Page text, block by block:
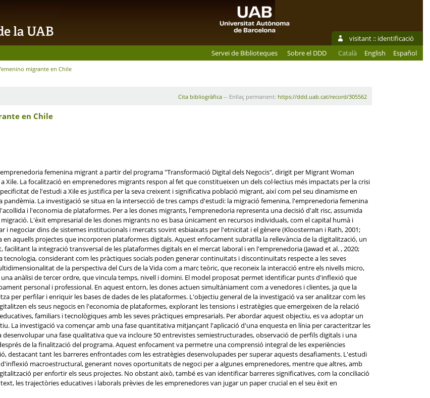
visitant :: identificació
Servei de Biblioteques Sobre el DDD Català English Español
migrante en Chile
Cita bibliogràfica-- Enllaç permanent: https://ddd.uab.cat/record/305562
en Chile
femenina migrant a partir del programa "Transformació Digital dels Negocis", dirigit per Migrant Woman
La focalització en emprenedores migrants respon al fet que constitueixen un dels col·lectius més impactats per la crisi
de l'estudi a Xile es justifica per la seva creixent i significativa població migrant, així com pel seu dinamisme en
La investigació se situa en la intersecció de tres camps d'estudi: la migració femenina, l'emprenedoria femenina
i l'economia de plataformes. Per a les dones migrants, l'emprenedoria representa una decisió d'alt risc, assumida
L'èxit empresarial de les dones migrants no es basa únicament en recursos individuals, com el capital humà i
i negociar dins de sistemes institucionals i mercats sovint esbiaixats per l'etnicitat i el gènere (Kloosterman i Rath, 2001;
en aquells projectes que incorporen plataformes digitals. Aquest enfocament subratlla la rellevància de la digitalització, un
la integració transversal de les plataformes digitals en el mercat laboral i en l'emprenedoria (Jawad et al. , 2020;
tecnologia, considerant com les pràctiques socials poden generar continuïtats i discontinuïtats respecte a les seves
de la perspectiva del Curs de la Vida com a marc teòric, que reconeix la interacció entre els nivells micro,
anàlisi de tercer ordre, que vincula temps, nivell i domini. El model proposat permet identificar punts d'inflexió que
personal i professional. En aquest entorn, les dones actuen simultàniament com a venedores i clientes, ja que la
per perfilar i enriquir les bases de dades de les plataformes. L'objectiu general de la investigació va ser analitzar com les
els seus negocis en l'economia de plataformes, explorant les tensions i estratègies que emergeixen de la relació
familiars i tecnològiques amb les seves pràctiques empresarials. Per abordar aquest objectiu, es va adoptar un
La investigació va començar amb una fase quantitativa mitjançant l'aplicació d'una enquesta en línia per caracteritzar les
una fase qualitativa que va incloure 50 entrevistes semiestructurades, observació de perfils digitals i una
de la finalització del programa. Aquest enfocament va permetre una comprensió integral de les experiències
destacant tant les barreres enfrontades com les estratègies desenvolupades per superar aquests desafiaments. L'estudi
macroestructural, generant noves oportunitats de negoci per a algunes emprenedores, mentre que altres, amb
per enfortir els seus projectes. No obstant això, també es van identificar barreres significatives, com la conciliació
les trajectòries educatives i laborals prèvies de les emprenedores van jugar un paper crucial en el seu èxit en